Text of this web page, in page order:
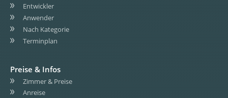
Entwickler
Anwender
Nach Kategorie
Terminplan
Preise & Infos
Zimmer & Preise
Anreise